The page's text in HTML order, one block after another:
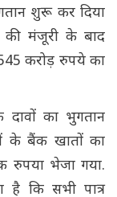
शुरू कर दिया
की मंजूरी के बाद
करोड़ रुपये का
का भुगतान
के बैंक खातों का
रुपया भेजा गया.
है कि सभी पात्र